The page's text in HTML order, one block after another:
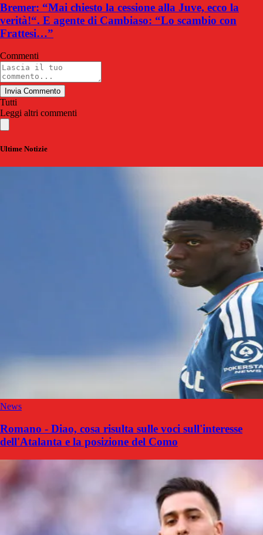
Bremer: “Mai chiesto la cessione alla Juve, ecco la
verità!“. E agente di Cambiaso: “Lo scambio con
Frattesi…”
Commenti
Invia Commento
Tutti
Leggi altri commenti
Ultime Notizie
News
Romano - Diao, cosa risulta sulle voci sull'interesse
dell'Atalanta e la posizione del Como